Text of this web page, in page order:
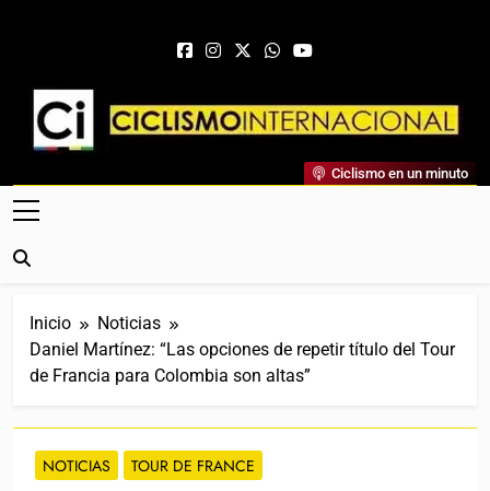
Ciclismo Internacional
Web Dedicada Al Ciclismo Mundial. Entrevistas, Análisis,
Crónicas, Previas Y Más. La Web Ciclista De Referencia.
Ciclismo en un minuto
Inicio
Noticias
Daniel Martínez: “Las opciones de repetir título del Tour
de Francia para Colombia son altas”
NOTICIAS TOUR DE FRANCE